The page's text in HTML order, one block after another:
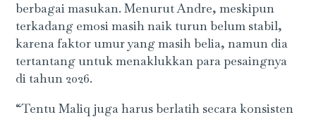
berbagai masukan. Menurut Andre, meskipun
terkadang emosi masih naik turun belum stabil,
karena faktor umur yang masih belia, namun dia
tertantang untuk menaklukkan para pesaingnya
di tahun 2026.
“Tentu Maliq juga harus berlatih secara konsisten